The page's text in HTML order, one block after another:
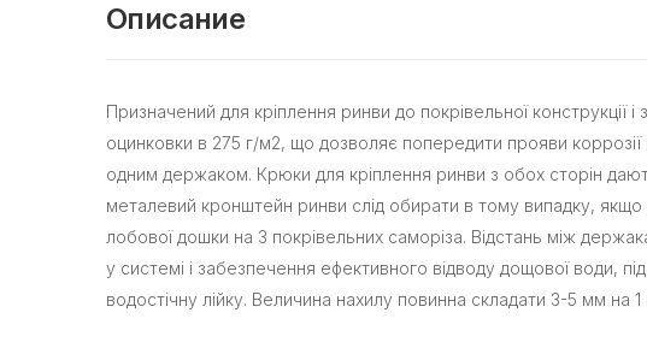
Описание
Призначений для кріплення ринви до покрівельної конструкції
оцинковки в 275 г/м2, що дозволяє попередити прояви коррозії
одним держаком. Крюки для кріплення ринви з обох сторін
металевий кронштейн ринви слід обирати в тому випадку,
лобової дошки на 3 покрівельних саморіза. Відстань між
у системі і забезпечення ефективного відводу дощової води,
водостічну лійку. Величина нахилу повинна складати 3-5 мм на